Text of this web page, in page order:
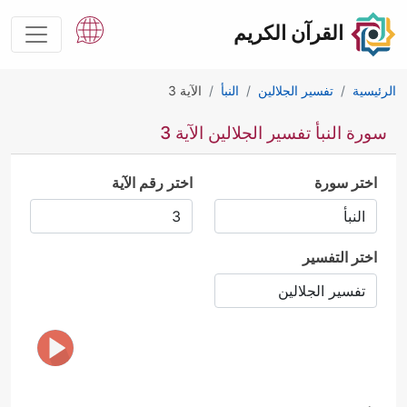
القرآن الكريم
الرئيسية تفسير الجلالين النبأ الآية 3
سورة النبأ تفسير الجلالين الآية 3
اختر سورة اختر رقم الآية
اختر التفسير